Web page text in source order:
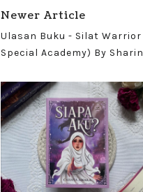
Newer Article
Ulasan Buku - Silat
Special Academy) By